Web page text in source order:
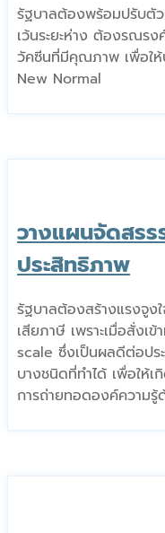
รัฐบาลต้องพร้อมปรับตั
เว้นระยะห่าง ต้องรณร
วัคซีนที่มีคุณภาพ เพื่อให้
New Normal
วางแผนจัดสรร
ประสิทธิภาพ
รัฐบาลต้องสร้างแรงจูง
เสียภาษี เพราะเมื่อสั่งเ
scale ซึ่งเป็นผลดีต่อปร
บางชนิดที่ทำได้ เพื่อให้
การถ่ายทอดองค์ความรู้